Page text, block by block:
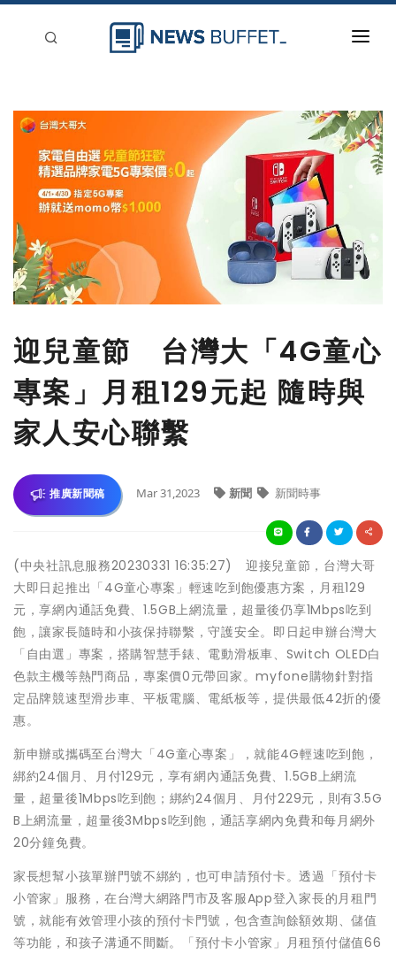
新聞稿分類
登入
刊登
迎兒童節 台灣大「4G童心
專案」月租129元起 隨時與
家人安心聯繫
推廣新聞稿 Mar 31,2023 新聞 新聞時事
(中央社訊息服務20230331 16:35:27) 迎接兒童節，台灣大哥
大即日起推出「4G童心專案」輕速吃到飽優惠方案，月租129
元，享網內通話免費、1.5GB上網流量，超量後仍享1Mbps吃到
飽，讓家長隨時和小孩保持聯繫，守護安全。即日起申辦台灣大
「自由選」專案，搭購智慧手錶、電動滑板車、Switch OLED白
色款主機等熱門商品，專案價0元帶回家。myfone購物針對指
定品牌競速型滑步車、平板電腦、電紙板等，提供最低42折的優
惠。
新申辦或攜碼至台灣大「4G童心專案」，就能4G輕速吃到飽，
綁約24個月、月付129元，享有網內通話免費、1.5GB上網流
量，超量後1Mbps吃到飽；綁約24個月、月付229元，則有3.5G
B上網流量，超量後3Mbps吃到飽，通話享網內免費和每月網外
20分鐘免費。
家長想幫小孩單辦門號不綁約，也可申請預付卡。透過「預付卡
小管家」服務，在台灣大網路門市及客服App登入家長的月租門
號，就能有效管理小孩的預付卡門號，包含查詢餘額效期、儲值
等功能，和孩子溝通不間斷。「預付卡小管家」月租預付儲值66